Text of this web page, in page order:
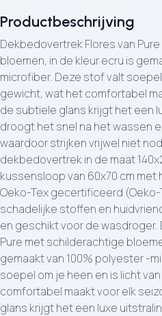
Productbeschrijving
Dekbedovertrek Flores van
bloemen, in de kleur ecru is
microfiber. Deze stof valt
gewicht, wat het comfortabel
de subtiele glans krijgt het een
droogt het snel na het wassen
waardoor strijken vrijwel niet
dekbedovertrek in de maat
kussensloop van 60x70 cm met
Oeko-Tex gecertificeerd (Oeko-
schadelijke stoffen en
en geschikt voor de
Pure met schilderachtige
gemaakt van 100% polyester -
soepel om je heen en is licht
comfortabel maakt voor elk
glans krijgt het een luxe